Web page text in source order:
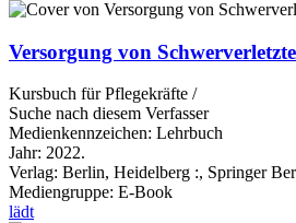
Versorgung von
Kursbuch für Pflegekräfte /
Suche nach diesem Verfasser
Medienkennzeichen: Lehrbuch
Jahr: 2022.
Verlag: Berlin, Heidelberg :, Springer
Mediengruppe: E-Book
lädt